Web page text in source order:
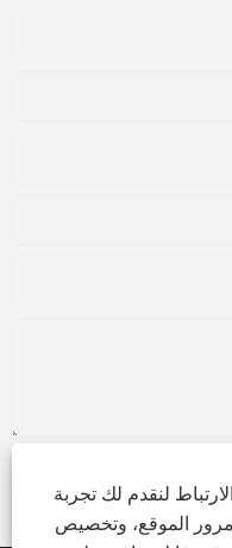
يُقدِّم
لنقدم لك تجربة
الموقع، وتخصيص